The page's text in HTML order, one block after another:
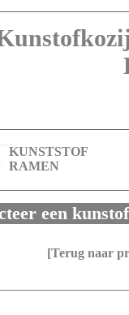
KUNSTSTOF
RAMEN
een
[Terug naar